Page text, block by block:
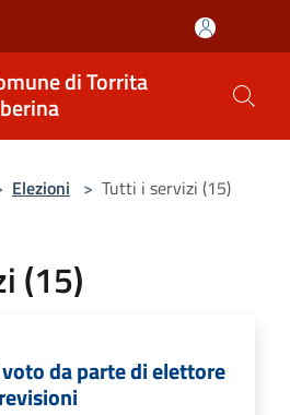
di Torrita
Elezioni > Tutti i servizi (15)
(15)
da parte di elettore